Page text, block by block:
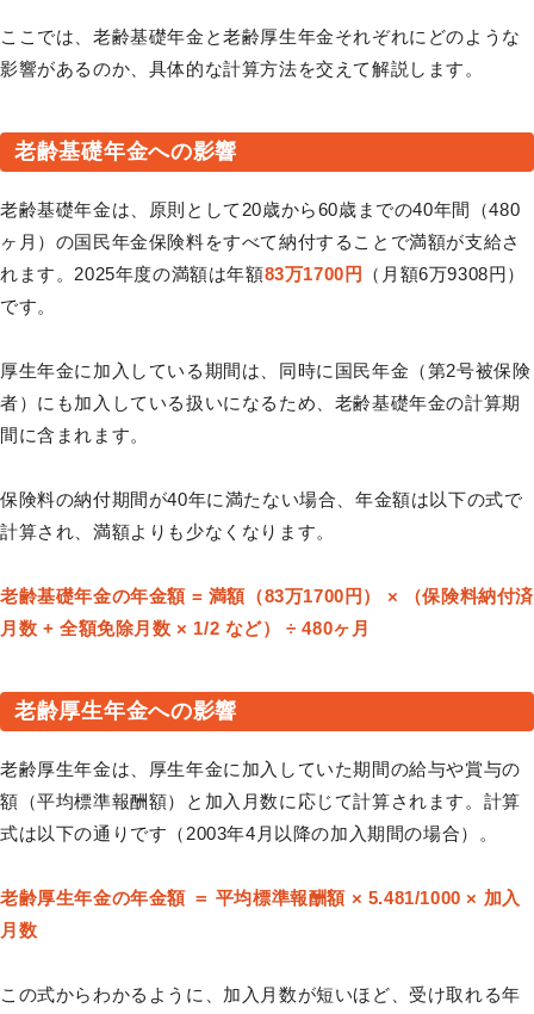
ここでは、老齢基礎年金と老齢厚生年金それぞれにどのような
影響があるのか、具体的な計算方法を交えて解説します。
老齢基礎年金への影響
老齢基礎年金は、原則として20歳から60歳までの40年間（480
ヶ月）の国民年金保険料をすべて納付することで満額が支給さ
れます。2025年度の満額は年額83万1700円
（月額6万9308円）
です。
厚生年金に加入している期間は、同時に国民年金（第2号被保険
者）にも加入している扱いになるため、老齢基礎年金の計算期
間に含まれます。
保険料の納付期間が40年に満たない場合、年金額は以下の式で
計算され、満額よりも少なくなります。
老齢基礎年金の年金額 = 満額（83万1700円） × （保険料納付済
月数 + 全額免除月数 × 1/2 など） ÷ 480ヶ月
老齢厚生年金への影響
老齢厚生年金は、厚生年金に加入していた期間の給与や賞与の
額（平均標準報酬額）と加入月数に応じて計算されます。計算
式は以下の通りです（2003年4月以降の加入期間の場合）。
老齢厚生年金の年金額 ＝ 平均標準報酬額 × 5.481/1000 × 加入
月数
この式からわかるように、加入月数が短いほど、受け取れる年